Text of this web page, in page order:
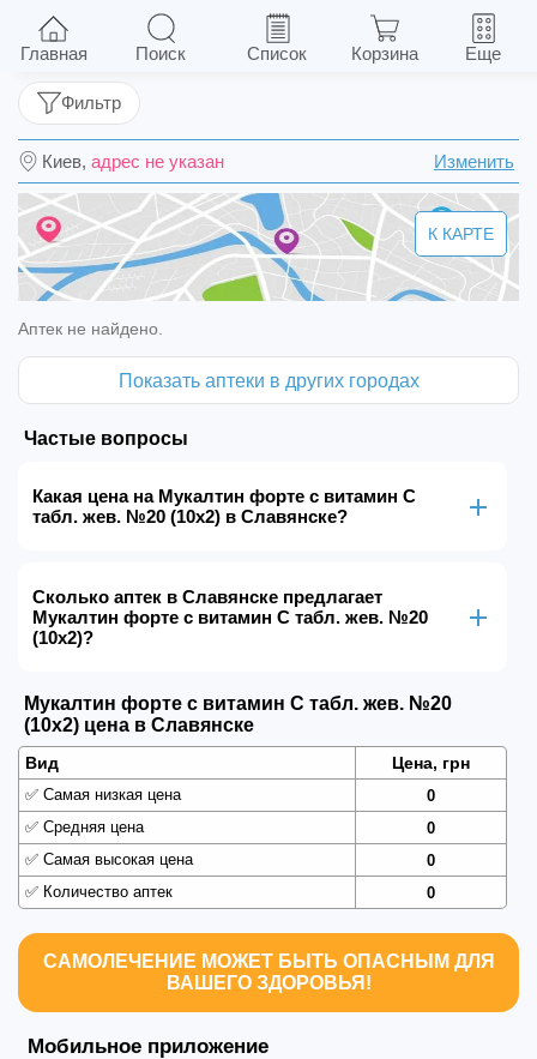
Мукалтин форте с витамин С табл. жев. №20
(10х2)
Киев, адрес не указан Изменить
Фильтр
К КАРТЕ
Аптек не найдено.
Показать аптеки в других городах
Частые вопросы
Какая цена на Мукалтин форте с витамин С
табл. жев. №20 (10х2) в Славянске?
Сколько аптек в Славянске предлагает
Мукалтин форте с витамин С табл. жев. №20
(10х2)?
Мукалтин форте с витамин С табл. жев. №20
(10х2) цена в Славянске
Вид Цена, грн
✅ Самая низкая цена
0
✅ Средняя цена
0
✅ Самая высокая цена
0
✅ Количество аптек 0
САМОЛЕЧЕНИЕ МОЖЕТ БЫТЬ ОПАСНЫМ ДЛЯ
ВАШЕГО ЗДОРОВЬЯ!
Мобильное приложение
Главная Поиск Список Корзина Еще